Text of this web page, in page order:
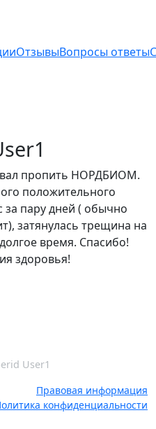
ОтзывыВопросы ответы
пропить НОРДБИОМ.
положительного
за пару дней ( обычно
затянулась трещина на
время. Спасибо!
здоровья!
User​1
Правовая информация
конфиденциальности